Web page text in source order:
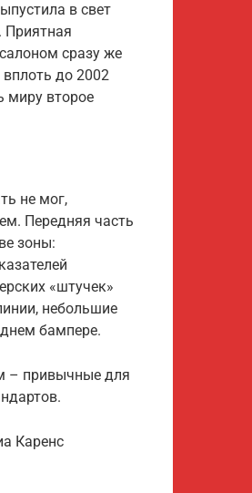
в свет
Приятная
сразу же
до 2002
миру второе
не мог,
Передняя часть
зоны:
«штучек»
небольшие
бампере.
– привычные для
Каренс